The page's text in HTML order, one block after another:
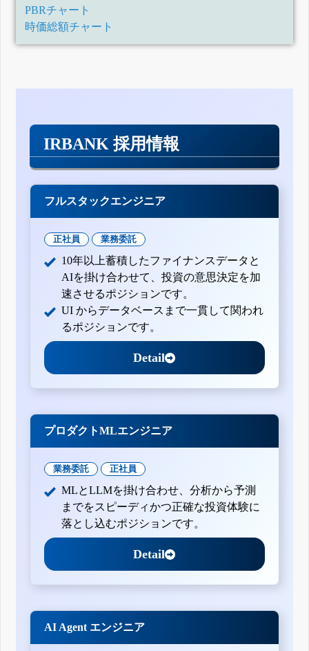
PBRチャート
時価総額チャート
IRBANK 採用情報
フルスタックエンジニア
正社員 業務委託
10年以上蓄積したファイナンスデータと
AIを掛け合わせて、投資の意思決定を加
速させるポジションです。
UI からデータベースまで一貫して関われ
るポジションです。
Detail
プロダクトMLエンジニア
業務委託 正社員
MLとLLMを掛け合わせ、分析から予測
までをスピーディかつ正確な投資体験に
落とし込むポジションです。
Detail
AI Agent エンジニア